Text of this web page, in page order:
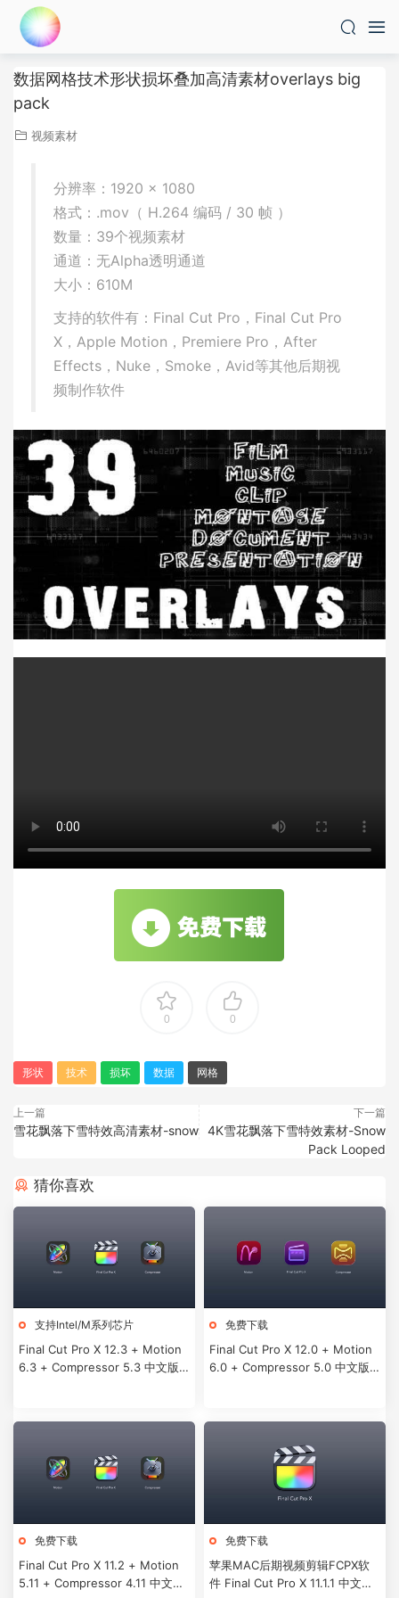
数据网格技术形状损坏叠加高清素材overlays big
pack
视频素材
分辨率：1920 × 1080
格式：.mov（ H.264 编码 / 30 帧 ）
数量：39个视频素材
通道：无Alpha透明通道
大小：610M
支持的软件有：Final Cut Pro，Final Cut Pro
X，Apple Motion，Premiere Pro，After
Effects，Nuke，Smoke，Avid等其他后期视
频制作软件
0 0
形状 技术 损坏 数据 网格
上一篇
雪花飘落下雪特效高清素材-snow
下一篇
4K雪花飘落下雪特效素材-Snow
Pack Looped
猜你喜欢
支持Intel/M系列芯片
Final Cut Pro X 12.3 + Motion
6.3 + Compressor 5.3 中文版/
免费下载
Final Cut Pro X 12.0 + Motion
6.0 + Compressor 5.0 中文版/
免费下载
Final Cut Pro X 11.2 + Motion
5.11 + Compressor 4.11 中文版/
免费下载
苹果MAC后期视频剪辑FCPX软
件 Final Cut Pro X 11.1.1 中文版/